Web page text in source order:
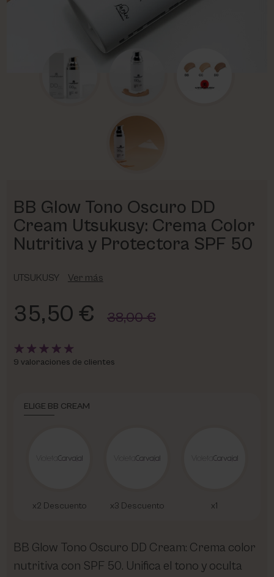
BB Glow Tono Oscuro DD
Cream Utsukusy: Crema Color
Nutritiva y Protectora SPF 50
UTSUKUSY Ver más
35,50 € 38,00 €
9 valoraciones de clientes
ELIGE BB CREAM
x2 Descuento x3 Descuento x1
BB Glow Tono Oscuro DD Cream: Crema color
nutritiva con SPF 50. Unifica el tono y oculta